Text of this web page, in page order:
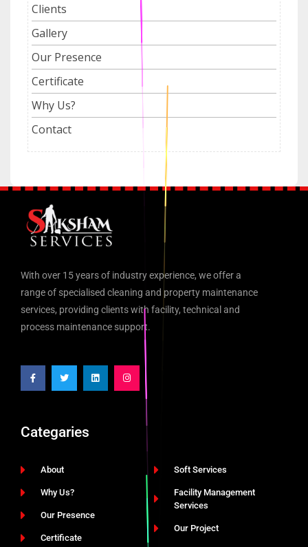
Clients
Gallery
Our Presence
Certificate
Why Us?
Contact
With over 15 years of industry experience, we offer a
range of specialised cleaning and property maintenance
services, providing clients with facility, technical and
process maintenance support.
Categaries
About
Why Us?
Our Presence
Certificate
Soft Services
Facility Management
Services
Our Project